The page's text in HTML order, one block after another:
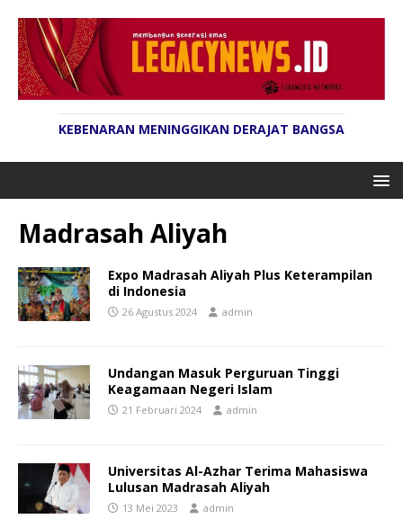
KEBENARAN MENINGGIKAN DERAJAT BANGSA
Madrasah Aliyah
Expo Madrasah Aliyah Plus Keterampilan
di Indonesia
26 Agustus 2024 admin
Undangan Masuk Perguruan Tinggi
Keagamaan Negeri Islam
21 Februari 2024 admin
Universitas Al-Azhar Terima Mahasiswa
Lulusan Madrasah Aliyah
13 Mei 2023 admin